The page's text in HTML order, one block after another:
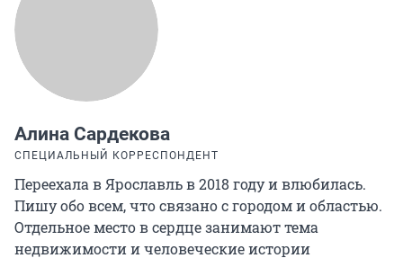
Алина Сардекова
СПЕЦИАЛЬНЫЙ КОРРЕСПОНДЕНТ
Переехала в Ярославль в 2018 году и влюбилась.
Пишу обо всем, что связано с городом и областью.
Отдельное место в сердце занимают тема
недвижимости и человеческие истории